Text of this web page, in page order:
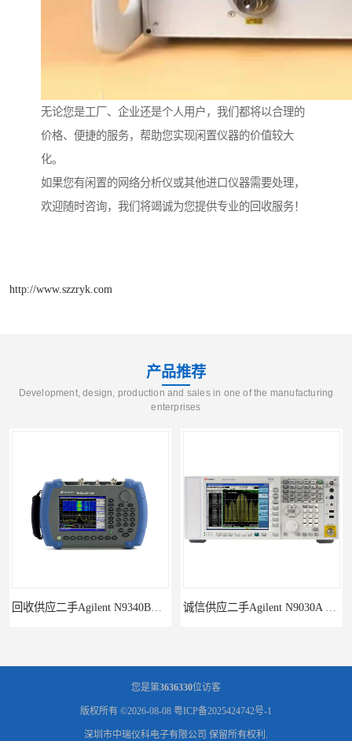
无论您是工厂、企业还是个人用户，我们都将以合理的
价格、便捷的服务，帮助您实现闲置仪器的价值较大
化。
如果您有闲置的网络分析仪或其他进口仪器需要处理，
欢迎随时咨询，我们将竭诚为您提供专业的回收服务！
http://www.szzryk.com
产品推荐
Development, design, production and sales in one of the manufacturing
enterprises
您是第3636330位访客
版权所有 ©2026-08-08 粤ICP备2025424742号-1
深圳市中瑞仪科电子有限公司 保留所有权利.